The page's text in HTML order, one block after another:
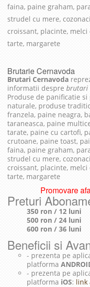
faina, paine graham,
strudel cu mere,
croissant, placinte,
tarte, margarete
Brutarie Cernavoda
Brutari Cernavoda
informatii despre brutari
Produse de panificatie
naturale, produse
franzela, paine neagra,
taraneasca, paine
tarate, paine cu cartofi,
crutoane, paine toast,
faina, paine graham,
strudel cu mere,
croissant, placinte,
tarte, margarete
Promovare
Preturi
350 ron / 12 luni
500 ron / 24 luni
600 ron / 36 luni
Beneficii si
- prezenta pe
platforma
- prezenta pe
platforma iOS: link